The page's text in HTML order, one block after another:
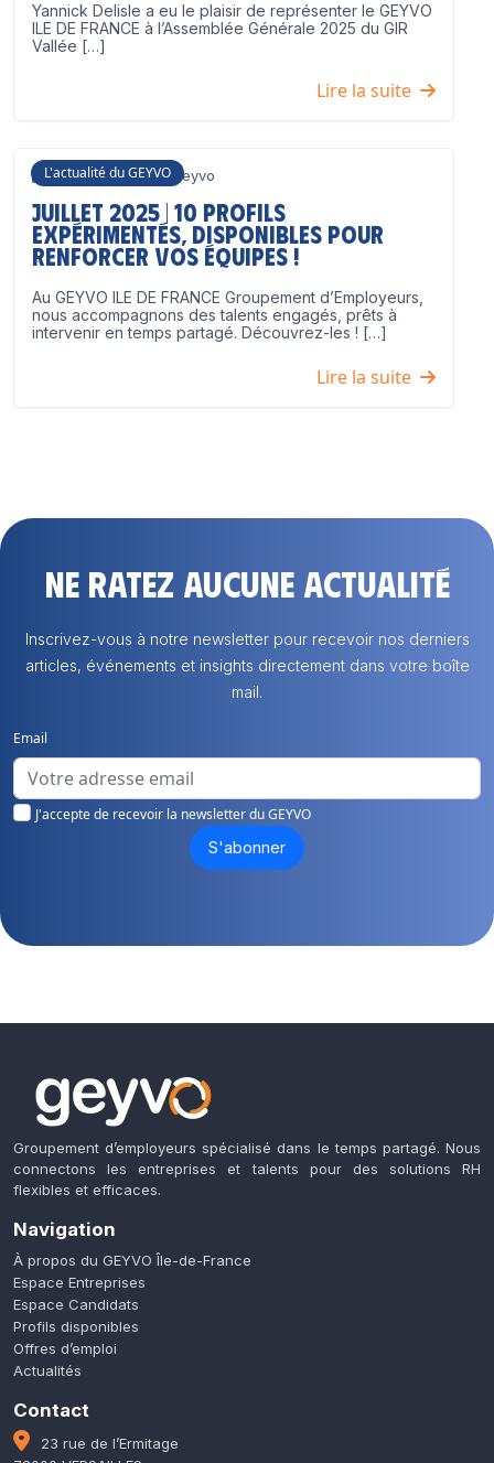
Yannick Delisle a eu le plaisir de représenter le GEYVO
ILE DE FRANCE à l’Assemblée Générale 2025 du GIR
Vallée […]
Lire la suite
L'actualité du GEYVO
3 juillet 2025 Geyvo
Juillet 2025 | 10 profils
expérimentés, disponibles pour
renforcer vos équipes !
Au GEYVO ILE DE FRANCE Groupement d’Employeurs,
nous accompagnons des talents engagés, prêts à
intervenir en temps partagé. Découvrez-les ! […]
Lire la suite
Ne ratez aucune actualité
Inscrivez-vous à notre newsletter pour recevoir nos derniers
articles, événements et insights directement dans votre boîte
mail.
Email
J'accepte de recevoir la newsletter du GEYVO
S'abonner
Groupement d’employeurs spécialisé dans le temps partagé. Nous
connectons les entreprises et talents pour des solutions RH
flexibles et efficaces.
Navigation
À propos du GEYVO Île-de-France
Espace Entreprises
Espace Candidats
Profils disponibles
Offres d’emploi
Actualités
Contact
23 rue de l’Ermitage